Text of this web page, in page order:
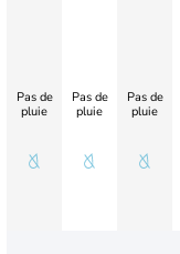
Pas de
pluie
Pas de
pluie
Pas de
pluie